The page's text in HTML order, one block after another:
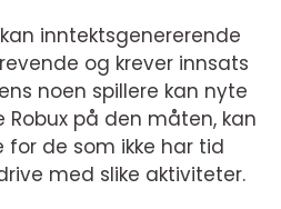
inntektsgenererende
og krever innsats
noen spillere kan nyte
på den måten, kan
de som ikke har tid
med slike aktiviteter.